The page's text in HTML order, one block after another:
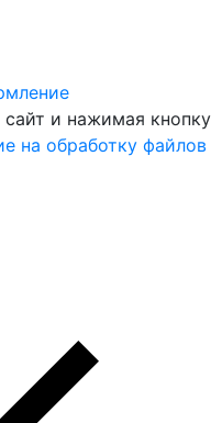
и нажимая кнопку
на обработку файлов